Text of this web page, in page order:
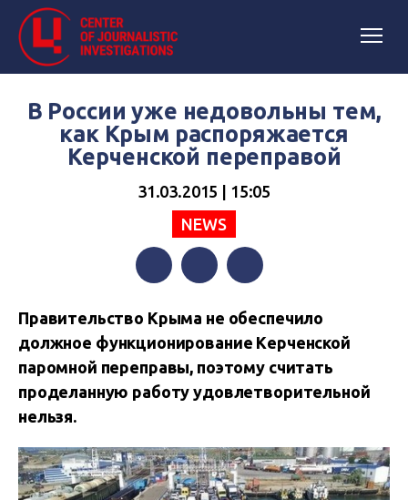
В России уже недовольны тем,
как Крым распоряжается
Керченской переправой
31.03.2015 | 15:05
NEWS
Правительство Крыма не обеспечило
должное функционирование Керченской
паромной переправы, поэтому считать
проделанную работу удовлетворительной
нельзя.